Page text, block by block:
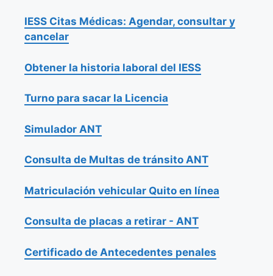
IESS Citas Médicas: Agendar, consultar y
cancelar
Obtener la historia laboral del IESS
Turno para sacar la Licencia
Simulador ANT
Consulta de Multas de tránsito ANT
Matriculación vehicular Quito en línea
Consulta de placas a retirar - ANT
Certificado de Antecedentes penales